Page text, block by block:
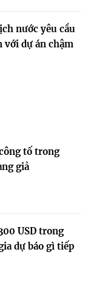
nước yêu cầu
với dự án chậm
tố trong
giả
USD trong
dự báo gì tiếp